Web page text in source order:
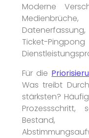
Moderne
Medienbrüche,
Ticket-
Für die
Was treibt
stärksten?